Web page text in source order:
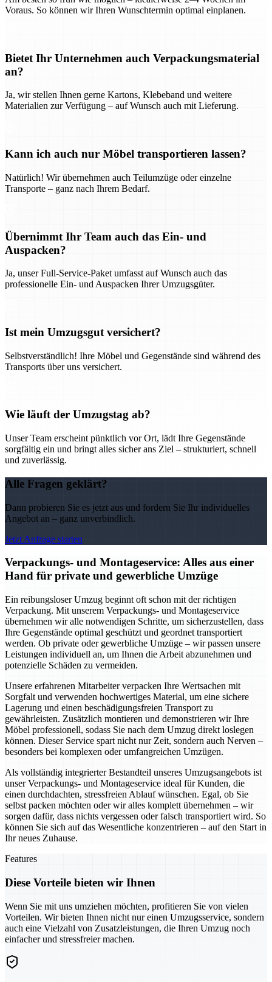
Voraus. So können wir Ihren Wunschtermin optimal einplanen.
Bietet Ihr Unternehmen auch Verpackungsmaterial
an?
Ja, wir stellen Ihnen gerne Kartons, Klebeband und weitere
Materialien zur Verfügung – auf Wunsch auch mit Lieferung.
Kann ich auch nur Möbel transportieren lassen?
Natürlich! Wir übernehmen auch Teilumzüge oder einzelne
Transporte – ganz nach Ihrem Bedarf.
Übernimmt Ihr Team auch das Ein- und
Auspacken?
Ja, unser Full-Service-Paket umfasst auf Wunsch auch das
professionelle Ein- und Auspacken Ihrer Umzugsgüter.
Ist mein Umzugsgut versichert?
Selbstverständlich! Ihre Möbel und Gegenstände sind während des
Transports über uns versichert.
Wie läuft der Umzugstag ab?
Unser Team erscheint pünktlich vor Ort, lädt Ihre Gegenstände
sorgfältig ein und bringt alles sicher ans Ziel – strukturiert, schnell
und zuverlässig.
Alle Fragen geklärt?
Dann probieren Sie es jetzt aus und fordern Sie Ihr individuelles
Angebot an – ganz unverbindlich.
Jetzt Anfrage starten
Verpackungs- und Montageservice: Alles aus einer
Hand für private und gewerbliche Umzüge
Ein reibungsloser Umzug beginnt oft schon mit der richtigen
Verpackung. Mit unserem Verpackungs- und Montageservice
übernehmen wir alle notwendigen Schritte, um sicherzustellen, dass
Ihre Gegenstände optimal geschützt und geordnet transportiert
werden. Ob private oder gewerbliche Umzüge – wir passen unsere
Leistungen individuell an, um Ihnen die Arbeit abzunehmen und
potenzielle Schäden zu vermeiden.
Unsere erfahrenen Mitarbeiter verpacken Ihre Wertsachen mit
Sorgfalt und verwenden hochwertiges Material, um eine sichere
Lagerung und einen beschädigungsfreien Transport zu
gewährleisten. Zusätzlich montieren und demonstrieren wir Ihre
Möbel professionell, sodass Sie nach dem Umzug direkt loslegen
können. Dieser Service spart nicht nur Zeit, sondern auch Nerven –
besonders bei komplexen oder umfangreichen Umzügen.
Als vollständig integrierter Bestandteil unseres Umzugsangebots ist
unser Verpackungs- und Montageservice ideal für Kunden, die
einen durchdachten, stressfreien Ablauf wünschen. Egal, ob Sie
selbst packen möchten oder wir alles komplett übernehmen – wir
sorgen dafür, dass nichts vergessen oder falsch transportiert wird. So
können Sie sich auf das Wesentliche konzentrieren – auf den Start in
Ihr neues Zuhause.
Features
Diese Vorteile bieten wir Ihnen
Wenn Sie mit uns umziehen möchten, profitieren Sie von vielen
Vorteilen. Wir bieten Ihnen nicht nur einen Umzugsservice, sondern
auch eine Vielzahl von Zusatzleistungen, die Ihren Umzug noch
einfacher und stressfreier machen.